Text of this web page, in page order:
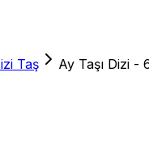
Taş
Ay Taşı Dizi -